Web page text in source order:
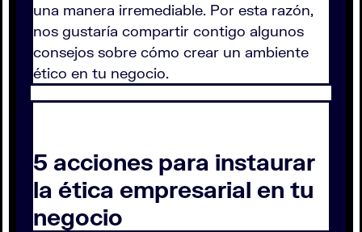
una manera irremediable. Por esta razón,
nos gustaría compartir contigo algunos
consejos sobre cómo crear un ambiente
ético en tu negocio.
5 acciones para instaurar
la ética empresarial en tu
negocio